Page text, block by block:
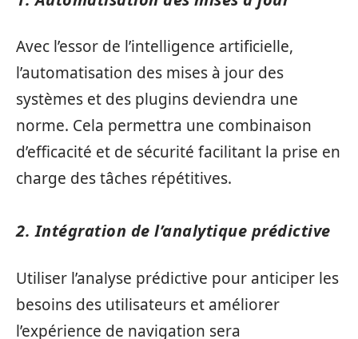
Avec l’essor de l’intelligence artificielle,
l’automatisation des mises à jour des
systèmes et des plugins deviendra une
norme. Cela permettra une combinaison
d’efficacité et de sécurité facilitant la prise en
charge des tâches répétitives.
2. Intégration de l’analytique prédictive
Utiliser l’analyse prédictive pour anticiper les
besoins des utilisateurs et améliorer
l’expérience de navigation sera